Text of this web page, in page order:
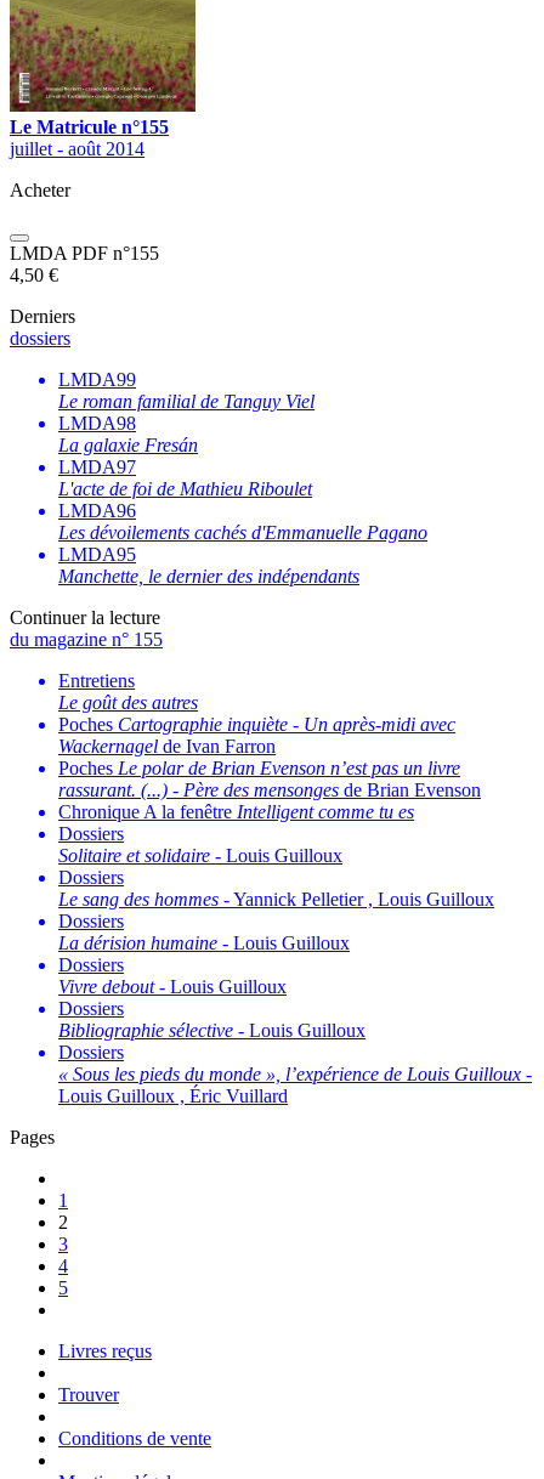
Le Matricule n°155
juillet - août 2014
Acheter
LMDA PDF n°155
4,50 €
Derniers
dossiers
LMDA99
Le roman familial de Tanguy Viel
LMDA98
La galaxie Fresán
LMDA97
L'acte de foi de Mathieu Riboulet
LMDA96
Les dévoilements cachés d'Emmanuelle Pagano
LMDA95
Manchette, le dernier des indépendants
Continuer la lecture
du magazine n° 155
Entretiens
Le goût des autres
Poches Cartographie inquiète - Un après-midi avec
Wackernagel de Ivan Farron
Poches Le polar de Brian Evenson n’est pas un livre
rassurant. (...) - Père des mensonges de Brian Evenson
Chronique A la fenêtre Intelligent comme tu es
Dossiers
Solitaire et solidaire - Louis Guilloux
Dossiers
Le sang des hommes - Yannick Pelletier , Louis Guilloux
Dossiers
La dérision humaine - Louis Guilloux
Dossiers
Vivre debout - Louis Guilloux
Dossiers
Bibliographie sélective - Louis Guilloux
Dossiers
« Sous les pieds du monde », l’expérience de Louis Guilloux -
Louis Guilloux , Éric Vuillard
Pages
1
2
3
4
5
Livres reçus
Trouver
Conditions de vente